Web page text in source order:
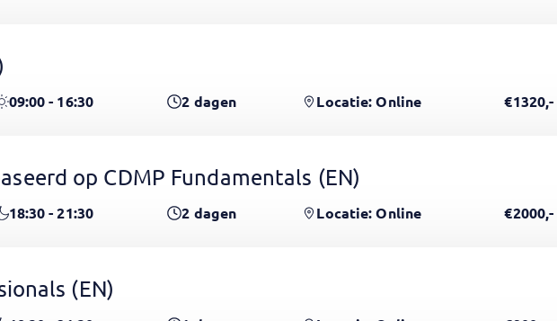
09:00 - 16:30 2 dagen Locatie: Online €1320,-
op CDMP Fundamentals (EN)
18:30 - 21:30 2 dagen Locatie: Online €2000,-
(EN)